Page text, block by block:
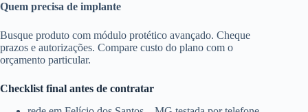
Quem precisa de implante
Busque produto com módulo protético avançado. Cheque
prazos e autorizações. Compare custo do plano com o
orçamento particular.
Checklist final antes de contratar